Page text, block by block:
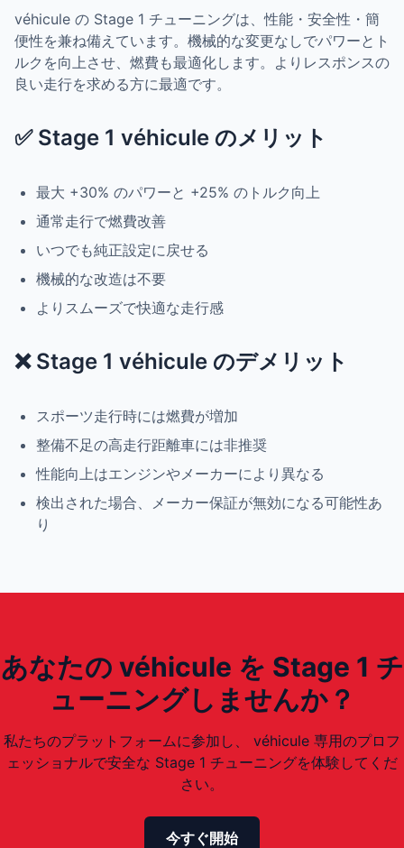
véhicule の Stage 1 チューニングは、性能・安全性・簡
便性を兼ね備えています。機械的な変更なしでパワーとト
ルクを向上させ、燃費も最適化します。よりレスポンスの
良い走行を求める方に最適です。
✅ Stage 1 véhicule のメリット
最大 +30% のパワーと +25% のトルク向上
通常走行で燃費改善
いつでも純正設定に戻せる
機械的な改造は不要
よりスムーズで快適な走行感
❌ Stage 1 véhicule のデメリット
スポーツ走行時には燃費が増加
整備不足の高走行距離車には非推奨
性能向上はエンジンやメーカーにより異なる
検出された場合、メーカー保証が無効になる可能性あ
り
あなたの véhicule を Stage 1 チ
ューニングしませんか？
私たちのプラットフォームに参加し、 véhicule 専用のプロフ
ェッショナルで安全な Stage 1 チューニングを体験してくだ
さい。
今すぐ開始